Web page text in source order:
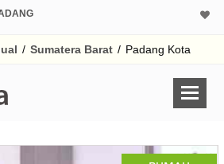
/ Sumatera Barat / Padang Kota